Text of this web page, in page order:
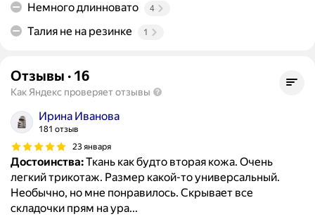
Немного длинновато 4
Талия не на резинке 1
Отзывы · 16
Как Яндекс проверяет отзывы
Ирина Иванова
181 отзыв
23 января
Достоинства:Ткань как будто вторая кожа. Очень
легкий трикотаж. Размер какой-то универсальный.
Необычно, но мне понравилось. Скрывает все
складочки прям на ура...